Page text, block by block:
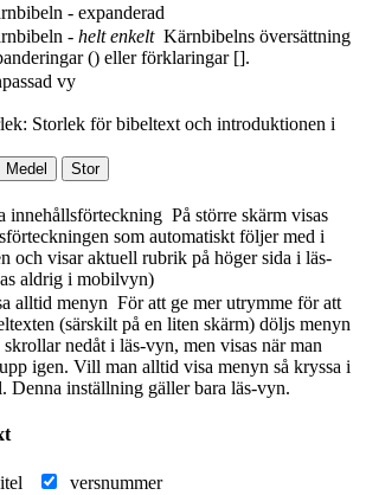
- expanderad
- helt enkelt Kärnbibelns översättning
() eller förklaringar [].
vy
Storlek för bibeltext och introduktionen i
Medel Stor
innehållsförteckning På större skärm visas
som automatiskt följer med i
och visar aktuell rubrik på höger sida i läs-
aldrig i mobilvyn)
alltid menyn För att ge mer utrymme för att
(särskilt på en liten skärm) döljs menyn
skrollar nedåt i läs-vyn, men visas när man
igen. Vill man alltid visa menyn så kryssa i
Denna inställning gäller bara läs-vyn.
versnummer